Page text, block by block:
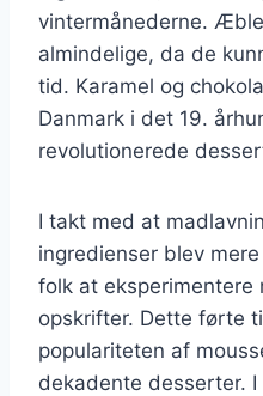
vintermånederne.
almindelige, da de
tid. Karamel og
Danmark i det 19.
revolutionerede
I takt med at
ingredienser blev
folk at eksperimentere
opskrifter. Dette førte
populariteten af
dekadente desserter.